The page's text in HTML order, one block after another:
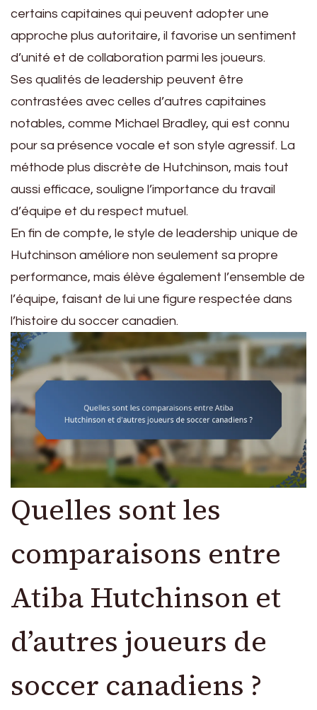
certains capitaines qui peuvent adopter une
approche plus autoritaire, il favorise un sentiment
d’unité et de collaboration parmi les joueurs.
Ses qualités de leadership peuvent être
contrastées avec celles d’autres capitaines
notables, comme Michael Bradley, qui est connu
pour sa présence vocale et son style agressif. La
méthode plus discrète de Hutchinson, mais tout
aussi efficace, souligne l’importance du travail
d’équipe et du respect mutuel.
En fin de compte, le style de leadership unique de
Hutchinson améliore non seulement sa propre
performance, mais élève également l’ensemble de
l’équipe, faisant de lui une figure respectée dans
l’histoire du soccer canadien.
Quelles sont les
comparaisons entre
Atiba Hutchinson et
d’autres joueurs de
soccer canadiens ?